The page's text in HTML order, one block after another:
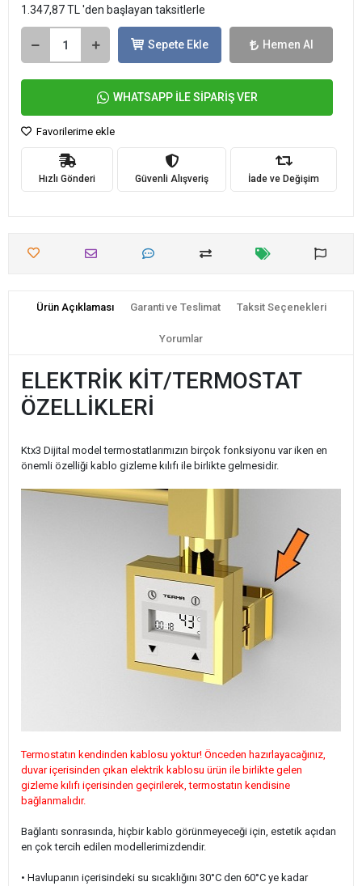
1.347,87 TL 'den başlayan taksitlerle
Sepete Ekle Hemen Al
WHATSAPP İLE SİPARİŞ VER
Favorilerime ekle
Hızlı Gönderi Güvenli Alışveriş İade ve Değişim
Ürün Açıklaması Garanti ve Teslimat Taksit Seçenekleri
Yorumlar
ELEKTRİK KİT/TERMOSTAT
ÖZELLİKLERİ
Ktx3 Dijital model termostatlarımızın birçok fonksiyonu var iken en
önemli özelliği kablo gizleme kılıfı ile birlikte gelmesidir.
Termostatın kendinden kablosu yoktur! Önceden hazırlayacağınız,
duvar içerisinden çıkan elektrik kablosu ürün ile birlikte gelen
gizleme kılıfı içerisinden geçirilerek, termostatın kendisine
bağlanmalıdır.
Bağlantı sonrasında, hiçbir kablo görünmeyeceği için, estetik açıdan
en çok tercih edilen modellerimizdendir.
• Havlupanın içerisindeki su sıcaklığını 30°C den 60°C ye kadar